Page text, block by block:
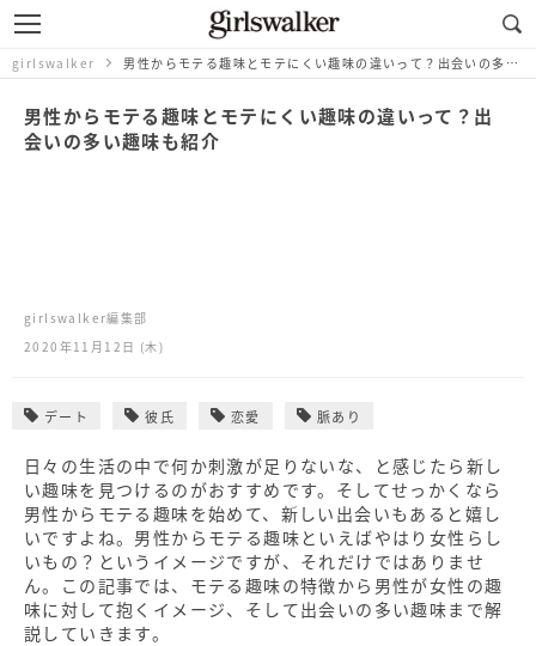
girlswalker 男性からモテる趣味とモテにくい趣味の違いって？出会いの多い趣味も紹介
男性からモテる趣味とモテにくい趣味の違いって？出
会いの多い趣味も紹介
girlswalker編集部
2020年11月12日 (木)
デート 彼氏 恋愛 脈あり
日々の生活の中で何か刺激が足りないな、と感じたら新し
い趣味を見つけるのがおすすめです。そしてせっかくなら
男性からモテる趣味を始めて、新しい出会いもあると嬉し
いですよね。男性からモテる趣味といえばやはり女性らし
いもの？というイメージですが、それだけではありませ
ん。この記事では、モテる趣味の特徴から男性が女性の趣
味に対して抱くイメージ、そして出会いの多い趣味まで解
説していきます。